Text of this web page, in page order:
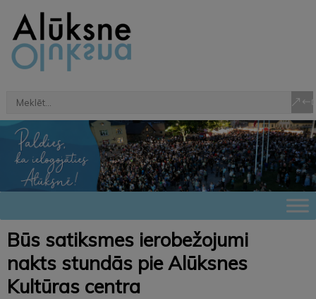
Būs satiksmes ierobežojumi
nakts stundās pie Alūksnes
Kultūras centra